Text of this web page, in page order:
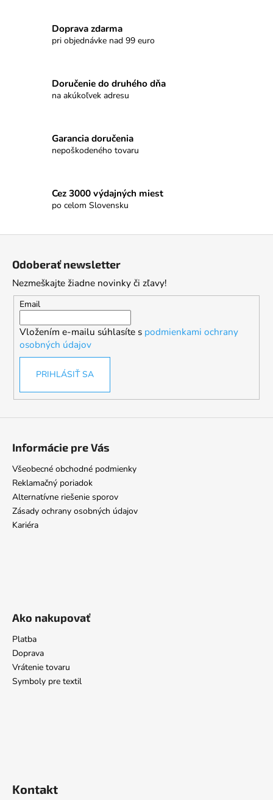
Doprava zdarma
pri objednávke nad 99 euro
Doručenie do druhého dňa
na akúkoľvek adresu
Garancia doručenia
nepoškodeného tovaru
Cez 3000 výdajných miest
po celom Slovensku
Odoberať newsletter
Nezmeškajte žiadne novinky či zľavy!
Email
Vložením e-mailu súhlasíte s podmienkami ochrany
osobných údajov
PRIHLÁSIŤ SA
Informácie pre Vás
Všeobecné obchodné podmienky
Reklamačný poriadok
Alternatívne riešenie sporov
Zásady ochrany osobných údajov
Kariéra
Ako nakupovať
Platba
Doprava
Vrátenie tovaru
Symboly pre textil
Kontakt